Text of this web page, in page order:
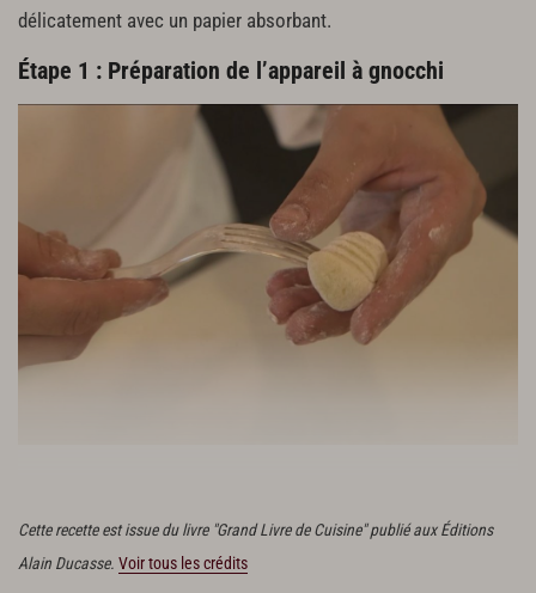
délicatement avec un papier absorbant.
Étape 1 : Préparation de l’appareil à gnocchi
Cette recette est issue du livre "Grand Livre de Cuisine" publié aux Éditions
Alain Ducasse. Voir tous les crédits